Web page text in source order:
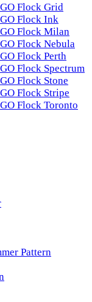
Flock Grid
Flock Ink
Flock Milan
Flock Nebula
Flock Perth
Flock Spectrum
Flock Stone
Flock Stripe
Flock Toronto
Pattern